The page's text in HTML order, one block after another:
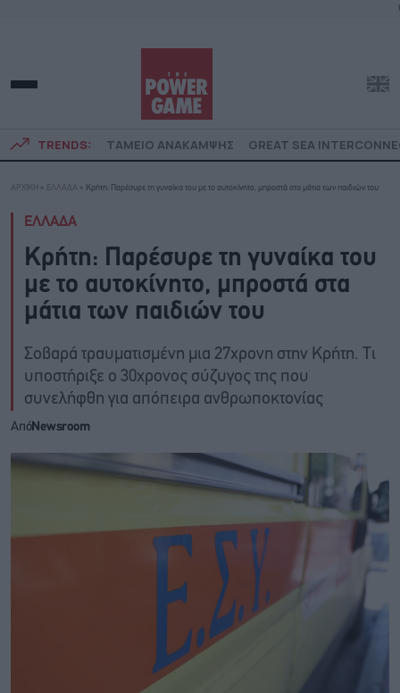
TRENDS: ΤΑΜΕΙΟ ΑΝΑΚΑΜΨΗΣ GREAT SEA
ΑΡΧΙΚΗ » ΕΛΛΑΔΑ » Κρήτη: Παρέσυρε τη γυναίκα του με το αυτοκίνητο, μπροστά στα μάτια των παιδιών του
ΕΛΛΑΔΑ
Κρήτη: Παρέσυρε τη γυναίκα του
με το αυτοκίνητο, μπροστά στα
μάτια των παιδιών του
Σοβαρά τραυματισμένη μια 27χρονη στην Κρήτη. Τι
υποστήριξε ο 30χρονος σύζυγος της που
συνελήφθη για απόπειρα ανθρωποκτονίας
ΑπόNewsroom